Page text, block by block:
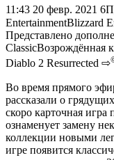
11:43 20 февр. 2021
EntertainmentBlizzard
Представлено
ClassicВозрождённая
Diablo 2 Resurrected ⇨
Во время прямого
рассказали о
скоро карточная
ознаменует замену
коллекции новыми
игре появится